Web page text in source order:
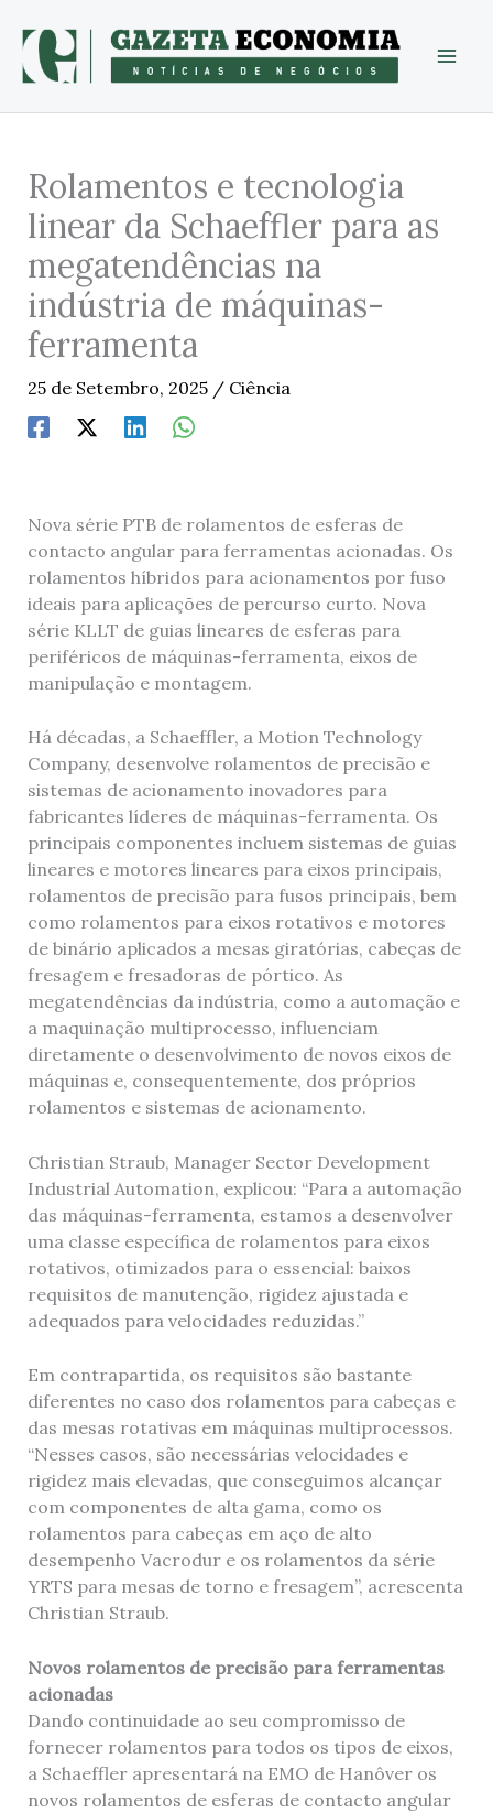
content
Rolamentos e tecnologia
linear da Schaeffler para as
megatendências na
indústria de máquinas-
ferramenta
25 de Setembro, 2025 / Ciência
Nova série PTB de rolamentos de esferas de
contacto angular para ferramentas acionadas. Os
rolamentos híbridos para acionamentos por fuso
ideais para aplicações de percurso curto. Nova
série KLLT de guias lineares de esferas para
periféricos de máquinas-ferramenta, eixos de
manipulação e montagem.
Há décadas, a Schaeffler, a Motion Technology
Company, desenvolve rolamentos de precisão e
sistemas de acionamento inovadores para
fabricantes líderes de máquinas-ferramenta. Os
principais componentes incluem sistemas de guias
lineares e motores lineares para eixos principais,
rolamentos de precisão para fusos principais, bem
como rolamentos para eixos rotativos e motores
de binário aplicados a mesas giratórias, cabeças de
fresagem e fresadoras de pórtico. As
megatendências da indústria, como a automação e
a maquinação multiprocesso, influenciam
diretamente o desenvolvimento de novos eixos de
máquinas e, consequentemente, dos próprios
rolamentos e sistemas de acionamento.
Christian Straub, Manager Sector Development
Industrial Automation, explicou: “Para a automação
das máquinas-ferramenta, estamos a desenvolver
uma classe específica de rolamentos para eixos
rotativos, otimizados para o essencial: baixos
requisitos de manutenção, rigidez ajustada e
adequados para velocidades reduzidas.”
Em contrapartida, os requisitos são bastante
diferentes no caso dos rolamentos para cabeças e
das mesas rotativas em máquinas multiprocessos.
“Nesses casos, são necessárias velocidades e
rigidez mais elevadas, que conseguimos alcançar
com componentes de alta gama, como os
rolamentos para cabeças em aço de alto
desempenho Vacrodur e os rolamentos da série
YRTS para mesas de torno e fresagem”, acrescenta
Christian Straub.
Novos rolamentos de precisão para ferramentas
acionadas
Dando continuidade ao seu compromisso de
fornecer rolamentos para todos os tipos de eixos,
a Schaeffler apresentará na EMO de Hanôver os
novos rolamentos de esferas de contacto angular